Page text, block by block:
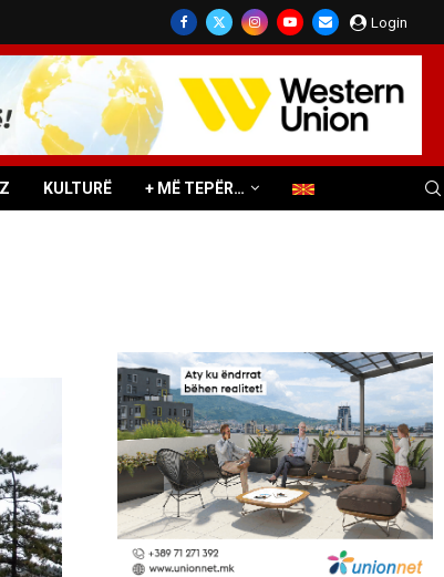
Login
KULTURË + MË TEPËR…